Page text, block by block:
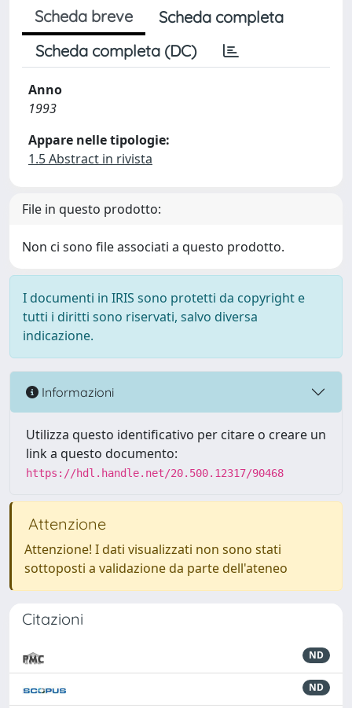
Scheda breve
Scheda completa
Scheda completa (DC)
Anno
1993
Appare nelle tipologie:
1.5 Abstract in rivista
File in questo prodotto:
Non ci sono file associati a questo prodotto.
I documenti in IRIS sono protetti da copyright e
tutti i diritti sono riservati, salvo diversa
indicazione.
Informazioni
Utilizza questo identificativo per citare o creare un
link a questo documento:
https://hdl.handle.net/20.500.12317/90468
Attenzione
Attenzione! I dati visualizzati non sono stati
sottoposti a validazione da parte dell'ateneo
Citazioni
ND
ND